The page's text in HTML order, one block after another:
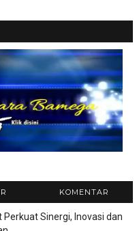
KOMENTAR
Perkuat Sinergi, Inovasi dan